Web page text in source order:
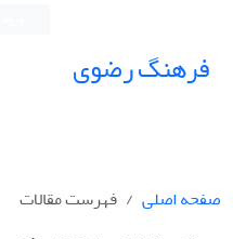
فرهنگ رضوی
صفحه اصلی
فهرست مقالات